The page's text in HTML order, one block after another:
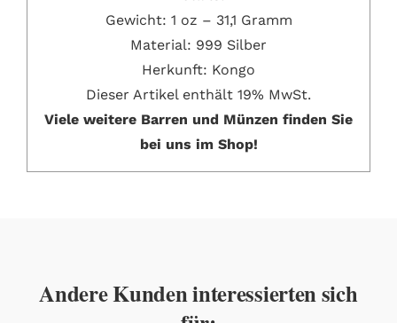
Gewicht: 1 oz – 31,1 Gramm
Material: 999 Silber
Herkunft: Kongo
Dieser Artikel enthält 19% MwSt.
Viele weitere Barren und Münzen finden Sie
bei uns im Shop!
Andere Kunden interessierten sich